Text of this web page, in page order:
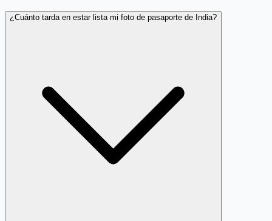
¿Cuánto tarda en estar lista mi foto de pasaporte de India?